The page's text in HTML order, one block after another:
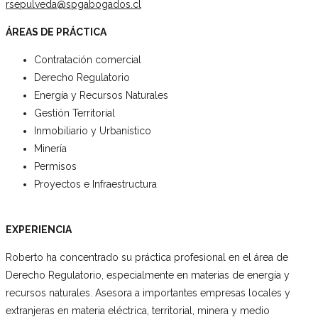
rsepulveda@spgabogados.cl
ÁREAS DE PRÁCTICA
Contratación comercial
Derecho Regulatorio
Energía y Recursos Naturales
Gestión Territorial
Inmobiliario y Urbanístico
Minería
Permisos
Proyectos e Infraestructura
EXPERIENCIA
Roberto ha concentrado su práctica profesional en el área de
Derecho Regulatorio, especialmente en materias de energía y
recursos naturales. Asesora a importantes empresas locales y
extranjeras en materia eléctrica, territorial, minera y medio